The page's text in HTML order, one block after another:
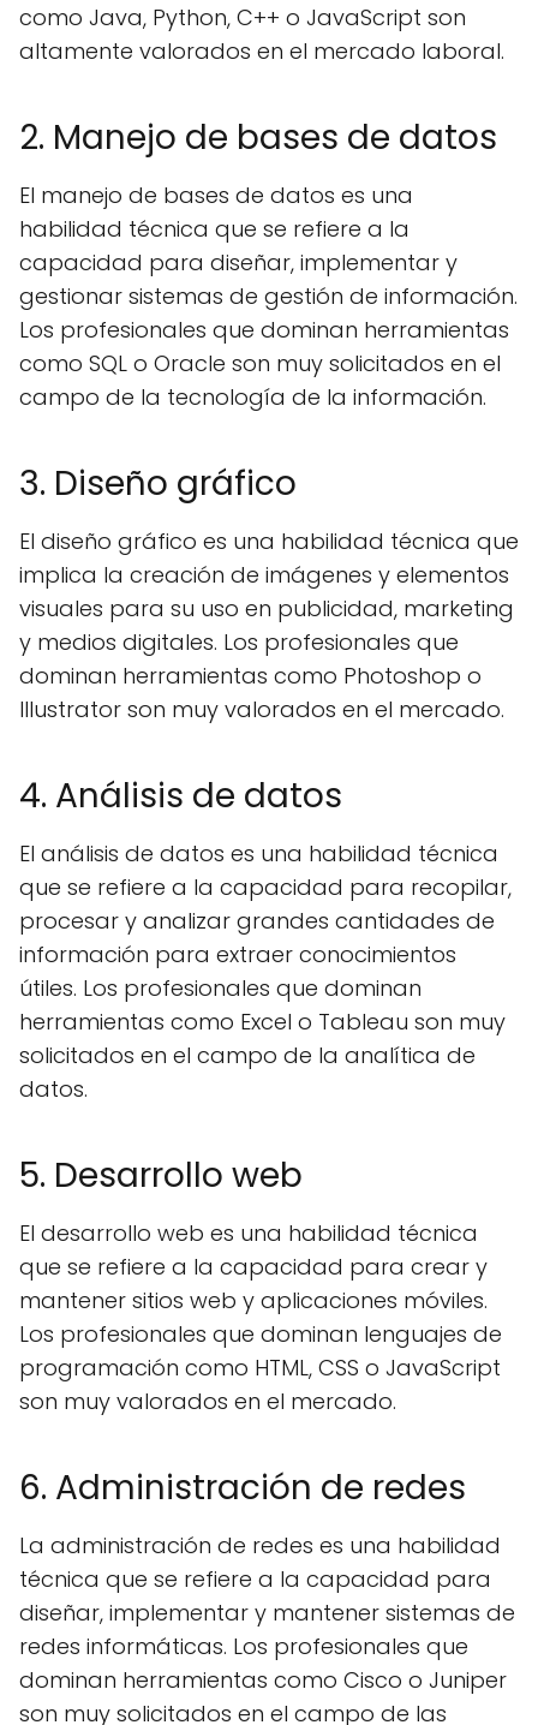
como Java, Python, C++ o JavaScript son
altamente valorados en el mercado laboral.
2. Manejo de bases de datos
El manejo de bases de datos es una
habilidad técnica que se refiere a la
capacidad para diseñar, implementar y
gestionar sistemas de gestión de información.
Los profesionales que dominan herramientas
como SQL o Oracle son muy solicitados en el
campo de la tecnología de la información.
3. Diseño gráfico
El diseño gráfico es una habilidad técnica que
implica la creación de imágenes y elementos
visuales para su uso en publicidad, marketing
y medios digitales. Los profesionales que
dominan herramientas como Photoshop o
Illustrator son muy valorados en el mercado.
4. Análisis de datos
El análisis de datos es una habilidad técnica
que se refiere a la capacidad para recopilar,
procesar y analizar grandes cantidades de
información para extraer conocimientos
útiles. Los profesionales que dominan
herramientas como Excel o Tableau son muy
solicitados en el campo de la analítica de
datos.
5. Desarrollo web
El desarrollo web es una habilidad técnica
que se refiere a la capacidad para crear y
mantener sitios web y aplicaciones móviles.
Los profesionales que dominan lenguajes de
programación como HTML, CSS o JavaScript
son muy valorados en el mercado.
6. Administración de redes
La administración de redes es una habilidad
técnica que se refiere a la capacidad para
diseñar, implementar y mantener sistemas de
redes informáticas. Los profesionales que
dominan herramientas como Cisco o Juniper
son muy solicitados en el campo de las